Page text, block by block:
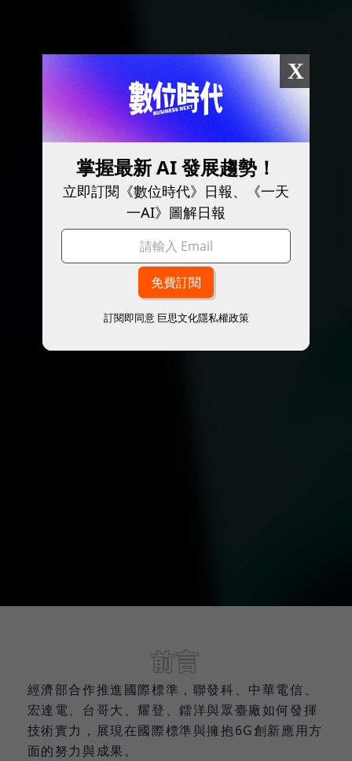
前言
經濟部合作推進國際標準，聯發科、中華電信、
宏達電、台哥大、耀登、鐳洋與眾臺廠如何發揮
技術實力，展現在國際標準與擁抱6G創新應用方
面的努力與成果。
X
掌握最新 AI 發展趨勢！
立即訂閱《數位時代》日報、《一天
一AI》圖解日報
訂閱即同意 巨思文化隱私權政策